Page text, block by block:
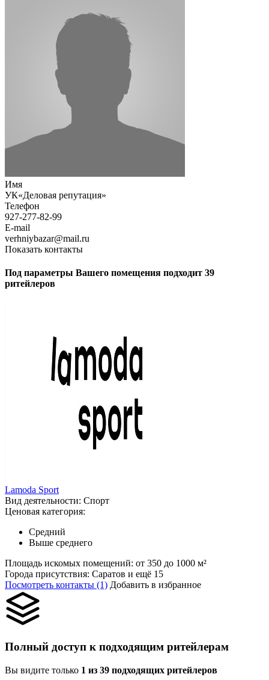
Имя
УК«Деловая репутация»
Телефон
927-277-82-99
E-mail
verhniybazar@mail.ru
Показать контакты
Под параметры Вашего помещения подходит 39
ритейлеров
Lamoda Sport
Вид деятельности: Спорт
Ценовая категория:
Средний
Выше среднего
Площадь искомых помещений: от 350 до 1000 м²
Города присутствия: Саратов и ещё 15
Посмотреть контакты (1) Добавить в избранное
Полный доступ к подходящим ритейлерам
Вы видите только 1 из 39 подходящих ритейлеров